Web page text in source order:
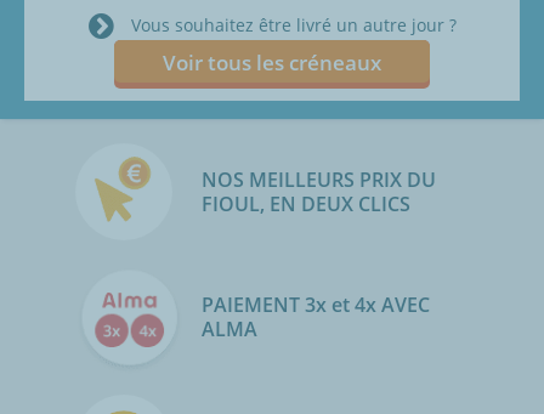
Vous souhaitez être livré un autre jour ?
Voir tous les créneaux
NOS MEILLEURS PRIX DU
FIOUL, EN DEUX CLICS
PAIEMENT 3x et 4x AVEC
ALMA